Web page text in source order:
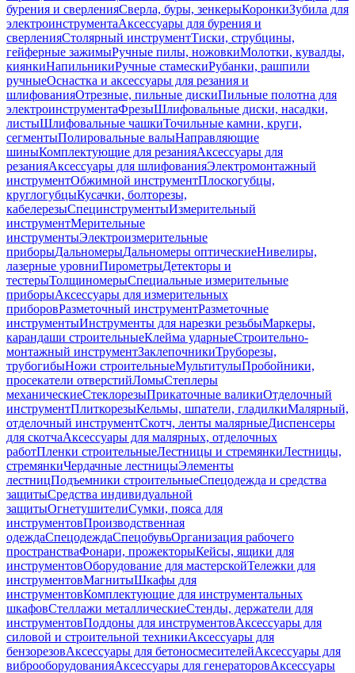
бурения и сверленияСверла, буры, зенкерыКоронкиЗубила для
электроинструментаАксессуары для бурения и
сверленияСтолярный инструментТиски, струбцины,
гейферные зажимыРучные пилы, ножовкиМолотки, кувалды,
киянкиНапильникиРучные стамескиРубанки, рашпили
ручныеОснастка и аксессуары для резания и
шлифованияОтрезные, пильные дискиПильные полотна для
электроинструментаФрезыШлифовальные диски, насадки,
листыШлифовальные чашкиТочильные камни, круги,
сегментыПолировальные валыНаправляющие
шиныКомплектующие для резанияАксессуары для
резанияАксессуары для шлифованияЭлектромонтажный
инструментОбжимной инструментПлоскогубцы,
круглогубцыКусачки, болторезы,
кабелерезыСпецинструментыИзмерительный
инструментМерительные
инструментыЭлектроизмерительные
приборыДальномерыДальномеры оптическиеНивелиры,
лазерные уровниПирометрыДетекторы и
тестерыТолщиномерыСпециальные измерительные
приборыАксессуары для измерительных
приборовРазметочный инструментРазметочные
инструментыИнструменты для нарезки резьбыМаркеры,
карандаши строительныеКлейма ударныеСтроительно-
монтажный инструментЗаклепочникиТруборезы,
трубогибыНожи строительныеМультитулыПробойники,
просекатели отверстийЛомыСтеплеры
механическиеСтеклорезыПрикаточные валикиОтделочный
инструментПлиткорезыКельмы, шпатели, гладилкиМалярный,
отделочный инструментСкотч, ленты малярныеДиспенсеры
для скотчаАксессуары для малярных, отделочных
работПленки строительныеЛестницы и стремянкиЛестницы,
стремянкиЧердачные лестницыЭлементы
лестницПодъемники строительныеСпецодежда и средства
защитыСредства индивидуальной
защитыОгнетушителиСумки, пояса для
инструментовПроизводственная
одеждаСпецодеждаСпецобувьОрганизация рабочего
пространстваФонари, прожекторыКейсы, ящики для
инструментовОборудование для мастерскойТележки для
инструментовМагнитыШкафы для
инструментовКомплектующие для инструментальных
шкафовСтеллажи металлическиеСтенды, держатели для
инструментовПоддоны для инструментовАксессуары для
силовой и строительной техникиАксессуары для
бензорезовАксессуары для бетоносмесителейАксессуары для
виброоборудованияАксессуары для генераторовАксессуары